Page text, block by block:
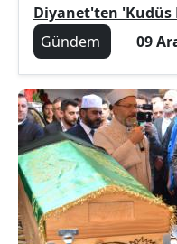
Diyanet'ten
Gündem
09